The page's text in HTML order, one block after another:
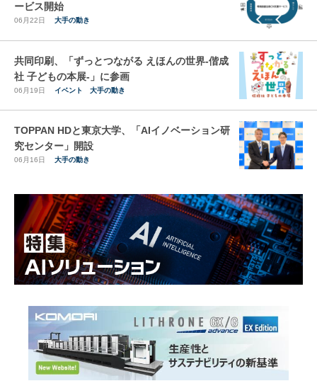
ービス開始
06月22日 大手の動き
共同印刷、「ずっとつながる えほんの世界-偕成
社 子どもの本展-」に参画
06月19日 イベント 大手の動き
TOPPAN HDと東京大学、「AIイノベーション研
究センター」開設
06月16日 大手の動き